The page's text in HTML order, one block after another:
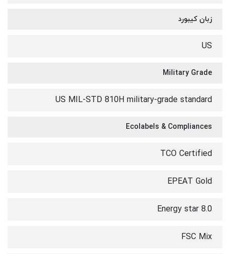
زبان کیبورد
US
Military Grade
US MIL-STD 810H military-grade standard
Ecolabels & Compliances
TCO Certified
EPEAT Gold
Energy star 8.0
FSC Mix